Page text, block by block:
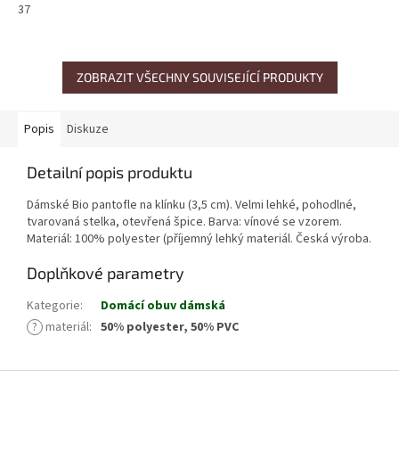
37
ZOBRAZIT VŠECHNY SOUVISEJÍCÍ PRODUKTY
Popis Diskuze
Detailní popis produktu
Dámské Bio pantofle na klínku (3,5 cm). Velmi lehké, pohodlné,
tvarovaná stelka, otevřená špice. Barva: vínové se vzorem.
Materiál: 100% polyester (příjemný lehký materiál. Česká výroba.
Doplňkové parametry
Kategorie:
Domácí obuv dámská
? materiál: 50% polyester, 50% PVC